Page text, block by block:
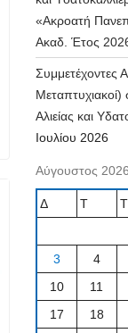
«Ακροατή
Ακαδ. Έτος
Συμμετέχοντες
Αλιείας και
Ιουλίου 2026
Αύγουστος 2026
Δ Τ Τ
3
4
10
11
17
18